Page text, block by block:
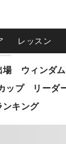
レッスン
ップ リーダ
ンキング